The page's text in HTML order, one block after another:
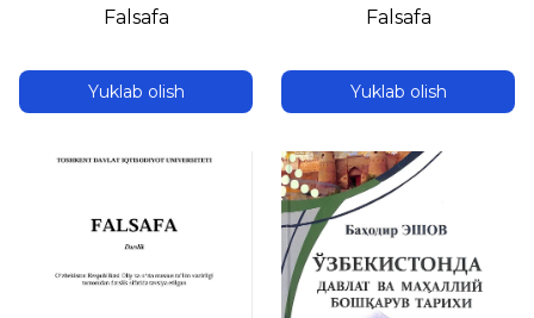
Falsafa
Yuklab olish
Falsafa
Yuklab olish